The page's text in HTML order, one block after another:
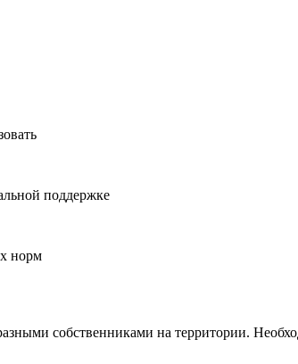
поддержке
норм
собственниками на территории.